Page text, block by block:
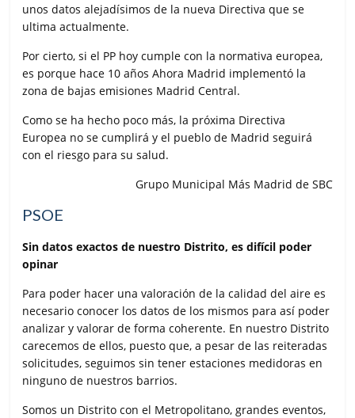
unos datos alejadísimos de la nueva Directiva que se
ultima actualmente.
Por cierto, si el PP hoy cumple con la normativa europea,
es porque hace 10 años Ahora Madrid implementó la
zona de bajas emisiones Madrid Central.
Como se ha hecho poco más, la próxima Directiva
Europea no se cumplirá y el pueblo de Madrid seguirá
con el riesgo para su salud.
Grupo Municipal Más Madrid de SBC
PSOE
Sin datos exactos de nuestro Distrito, es difícil poder
opinar
Para poder hacer una valoración de la calidad del aire es
necesario conocer los datos de los mismos para así poder
analizar y valorar de forma coherente. En nuestro Distrito
carecemos de ellos, puesto que, a pesar de las reiteradas
solicitudes, seguimos sin tener estaciones medidoras en
ninguno de nuestros barrios.
Somos un Distrito con el Metropolitano, grandes eventos,